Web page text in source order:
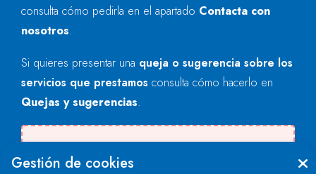
consulta cómo pedirla en el apartado Contacta con
nosotros.
Si quieres presentar una queja o sugerencia sobre los
servicios que prestamos consulta cómo hacerlo en
Quejas y sugerencias.
"text".
Gestión de cookies